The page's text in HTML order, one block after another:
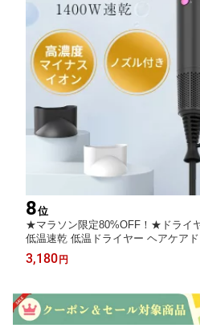
8位
★マラソン限定80%OFF！★ドライ
低温速乾 低温ドライヤー ヘアケア
オン 冷熱風 軽量 低騒音 コンパクト
ル レディース メンズ 男性女性 家庭
3,180 円